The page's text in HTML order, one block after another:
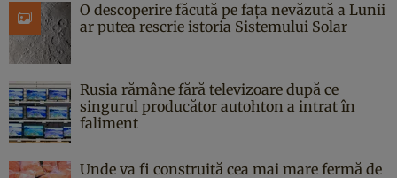
O descoperire făcută pe fața nevăzută a Lunii
ar putea rescrie istoria Sistemului Solar
Rusia rămâne fără televizoare după ce
singurul producător autohton a intrat în
faliment
Unde va fi construită cea mai mare fermă de